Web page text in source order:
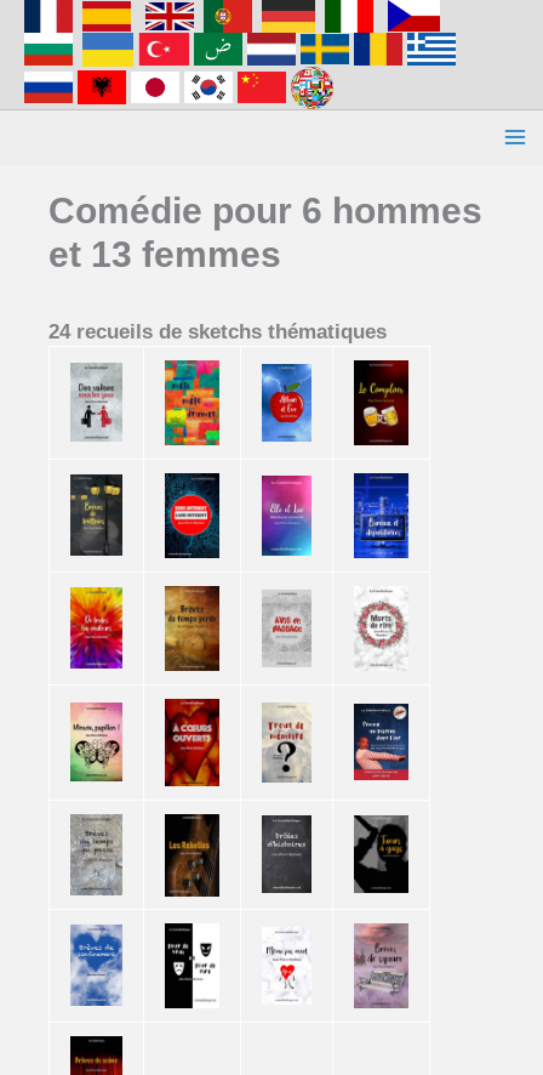
contenu
Comédie pour 6 hommes
et 13 femmes
24 recueils de sketchs thématiques